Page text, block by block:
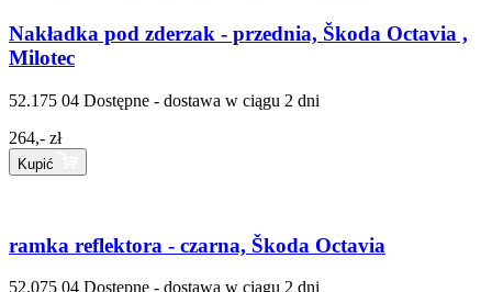
Nakładka pod zderzak - przednia, Škoda Octavia ,
Milotec
52.175 04 Dostępne - dostawa w ciągu 2 dni
264,- zł
Kupić
ramka reflektora - czarna, Škoda Octavia
52.075 04 Dostępne - dostawa w ciągu 2 dni